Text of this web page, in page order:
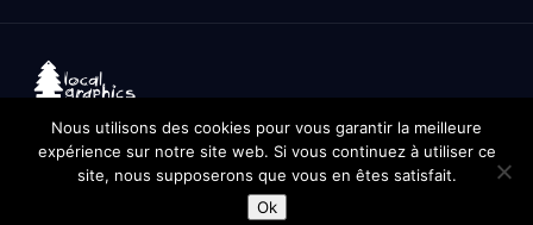
ACCUEIL·MENTIONS LÉGALES·
POLITIQUE DE CONFIDENTIALITÉ
© Local Graphics · Annecy · Air pur et idées
Nous utilisons des cookies pour vous garantir la meilleure
expérience sur notre site web. Si vous continuez à utiliser ce
site, nous supposerons que vous en êtes satisfait.
Ok